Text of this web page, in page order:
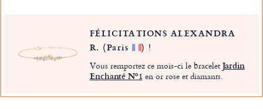
FÉLICITATIONS ALEXANDRA
R. (Paris ) !
Vous remportez ce mois-ci le braceletJardin
Enchanté Nº1 en or rose et diamants.